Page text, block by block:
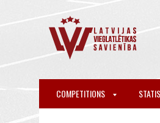
COMPETITIONS